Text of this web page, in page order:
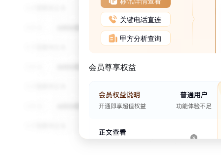
关键电话直连
甲方分析查询
会员尊享权益